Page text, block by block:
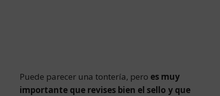
Puede parecer una tontería, pero es muy
importante que revises bien el sello y que